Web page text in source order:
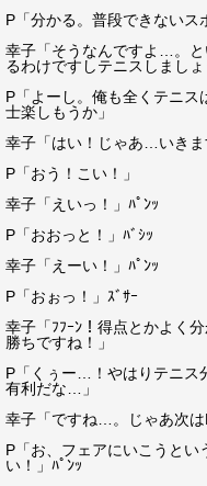
P「分かる。普段できないス
幸子「そうなんですよ…。
るわけですしテニスしましょ
P「よーし。俺も全くテニ
士楽しもうか」
幸子「はい！じゃあ…いきま
P「おう！こい！」
幸子「えいっ！」ﾊﾟﾝｯ
P「おおっと！」ﾊﾞｼｯ
幸子「えーい！」ﾊﾟﾝｯ
P「おぉっ！」ｽﾞｻｰ
幸子「ﾌﾌｰﾝ！得点とかよく
勝ちですね！」
P「くぅー…！やはりテニス
有利だな…」
幸子「ですね…。じゃあ次は
P「お、フェアにいこうとい
い！」ﾊﾟﾝｯ